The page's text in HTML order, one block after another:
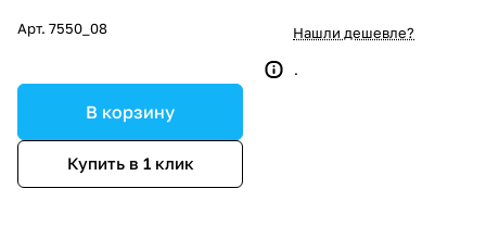
Арт. 7550_08
В корзину
Купить в 1 клик
Нашли дешевле?
.